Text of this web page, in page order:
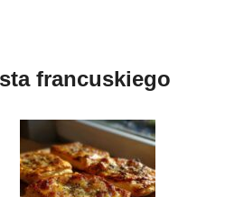
francuskiego